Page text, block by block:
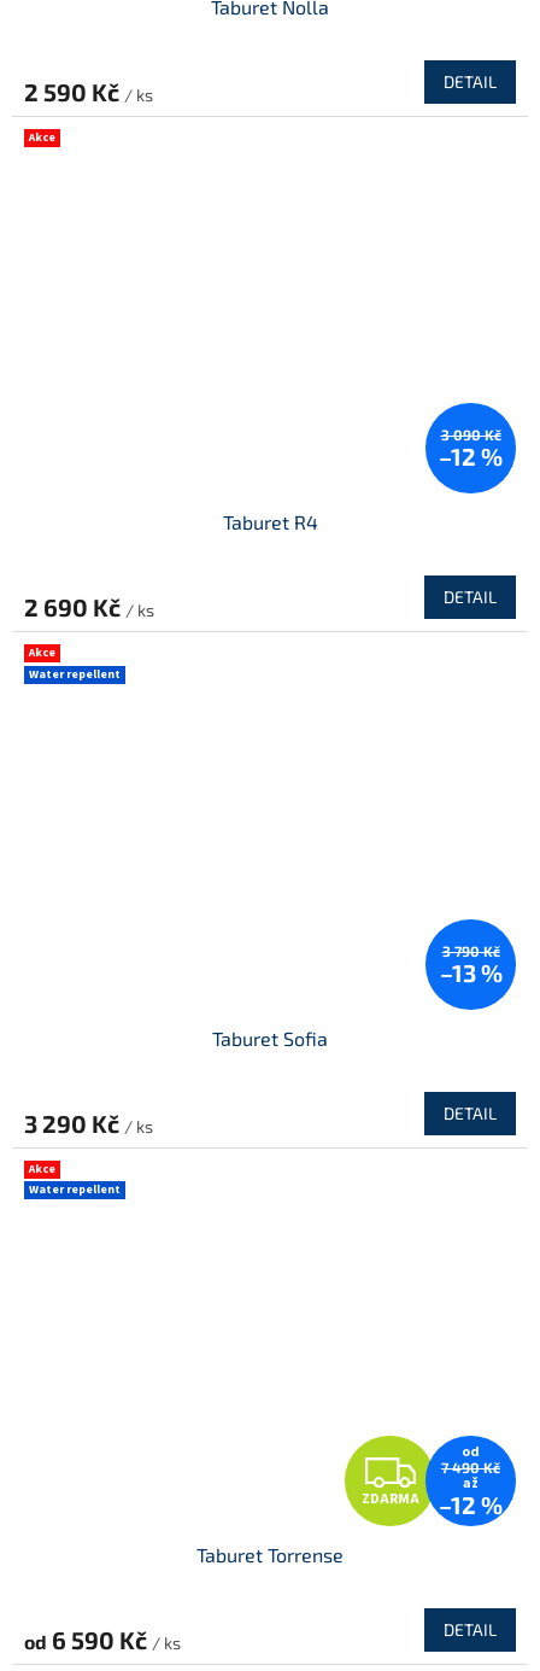
Taburet Nolla
2 590 Kč / ks
DETAIL
Akce
3 090 Kč
–12 %
Taburet R4
2 690 Kč / ks
DETAIL
Akce
Water repellent
3 790 Kč
–13 %
Taburet Sofia
3 290 Kč / ks
DETAIL
Akce
Water repellent
Z
D
R
ZDARMA
od
7 490 Kč
až
–12 %
Taburet Torrense
od 6 590 Kč / ks
DETAIL